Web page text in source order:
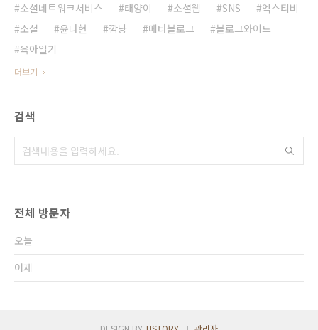
소셜네트워크서비스
태양이 소셜웹 SNS
엑스티비
소셜
윤다현 깜냥 메타블로그
블로그와이드
육아일기
더보기
검색
전체 방문자
오늘
어제